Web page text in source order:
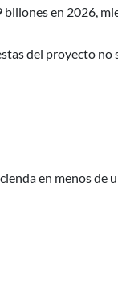
en 2026,
del proyecto no
en menos de